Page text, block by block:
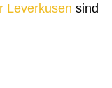
Leverkusen sind